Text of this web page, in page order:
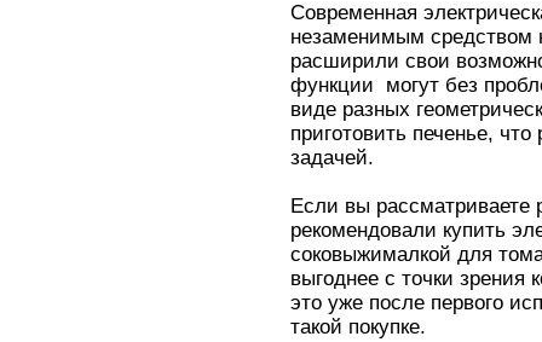
Современная
незаменимым средством
расширили свои
функции могут без
виде разных
приготовить печенье,
задачей.
Если вы
рекомендовали купить
соковыжималкой для
выгоднее с точки
это уже после первого
такой покупке.